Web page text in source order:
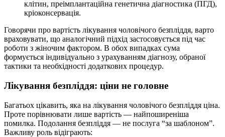
клітин, преімплантаційна генетична діагностика (ПГД),
кріоконсервація.
Говорячи про вартість лікування чоловічого безпліддя, варто
враховувати, що аналогічний підхід застосовується під час
роботи з жіночим фактором. В обох випадках сума
формується індивідуально з урахуванням діагнозу, обраної
тактики та необхідності додаткових процедур.
Лікування безпліддя: ціни не головне
Багатьох цікавить, яка на лікування чоловічого безпліддя ціна.
Проте порівнювати лише вартість — найпоширеніша
помилка. Подолання безпліддя — не послуга “за шаблоном”.
Важливу роль відіграють: